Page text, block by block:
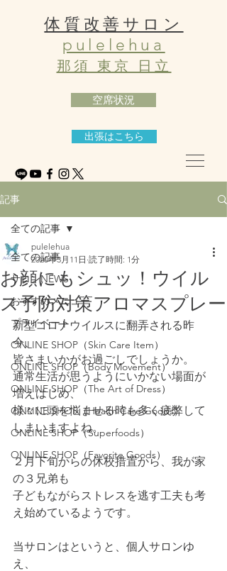
体質改善サロン
pulelehua
那須 東京 日立
空席状況
出張はこちら
記事
全ての記事
サロンNEWS
おすすめメニュー
プライベート
ONLINE SHOP（Skin Care Item）
ONLINE SHOP（Body Movement）
ONLINE SHOP（The Art of Dress）
ONLINE SHOP（Health Care Goods）
ONLINE SHOP（Superfoods）
ONLINE SHOP（Favorite Goods）
全ての記事
お顔にもシュッ！ウイル
ス予防対策アロマスプレー
pulelehua
2020年3月11日 読了時間: 1分
新型コロナウイルスに翻弄される昨
今、
皆さまいかがお過ごしでしょうか。
通常生活が思うようにいかない場面が
増えはじめ、
様々に頭を悩ませる時も多く疲弊して
しまいますよね。
２月下旬からの休校措置から、我が家
の３兄弟も
子どもながらストレスを逃す工夫も考
え始めているようです。
当サロンはというと、個人サロンゆ
え、